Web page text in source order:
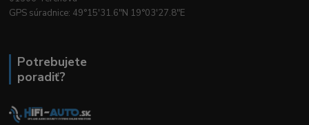
GPS súradnice: 49°15'31.6"N 19°03'27.8"E
Potrebujete
poradiť?